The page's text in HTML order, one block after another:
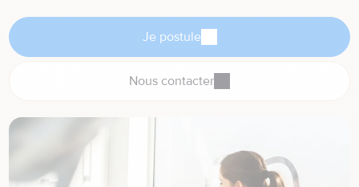
Je postule
Nous contacter